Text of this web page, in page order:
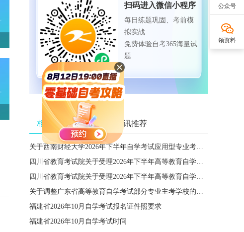
扫码进入微信小程序
每日练题巩固、考前模
拟实战
免费体验自考365海量试
题
相关资讯推荐 热门资讯推荐
关于西南财经大学2026年下半年自学考试应用型专业考籍更改办理的通知
四川省教育考试院关于受理2026年下半年高等教育自学考试省际转考申请的通告
四川省教育考试院关于受理2026年下半年高等教育自学考试考籍更改申请的通告
关于调整广东省高等教育自学考试部分专业主考学校的通知
福建省2026年10月自学考试报名证件照要求
福建省2026年10月自学考试时间
公众号
领资料